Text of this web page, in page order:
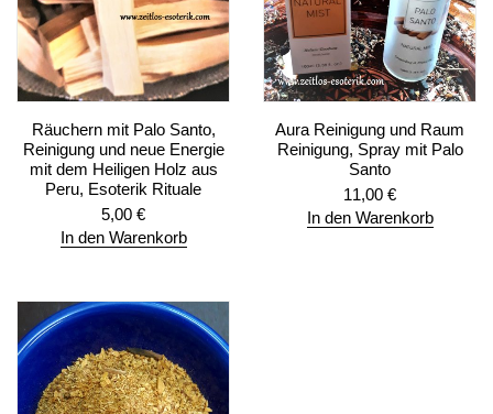
Räuchern mit Palo Santo,
Reinigung und neue Energie
mit dem Heiligen Holz aus
Peru, Esoterik Rituale
5,00 €
In den Warenkorb
Aura Reinigung und Raum
Reinigung, Spray mit Palo
Santo
11,00 €
In den Warenkorb